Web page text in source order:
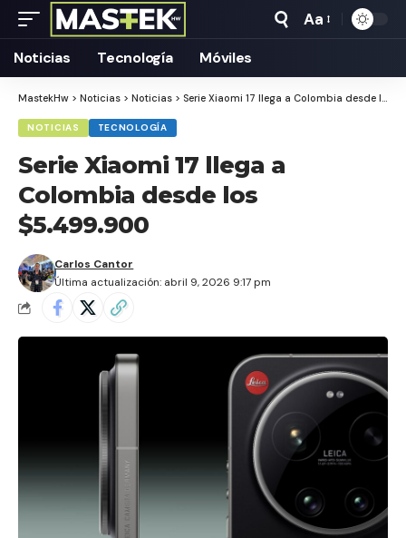
Tamaño
Aa
Noticias Tecnología Móviles
MastekHw > Noticias > Noticias > Serie Xiaomi 17 llega a Colombia desde los $5.499.900
NOTICIAS TECNOLOGÍA
Serie Xiaomi 17 llega a
Colombia desde los
$5.499.900
Última actualización: abril 9, 2026 9:17 pm
Carlos Cantor